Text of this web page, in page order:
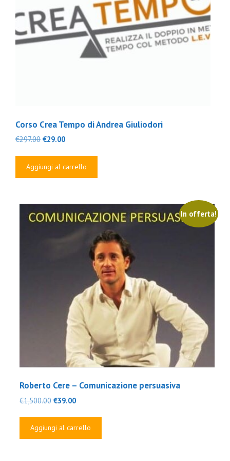
Corso Crea Tempo di Andrea Giuliodori
€297.00 Il
era:
€29.00Il
è:
Aggiungi al carrello
In offerta!
Roberto Cere – Comunicazione persuasiva
€1,500.00 Il
era:
€39.00Il
è:
Aggiungi al carrello